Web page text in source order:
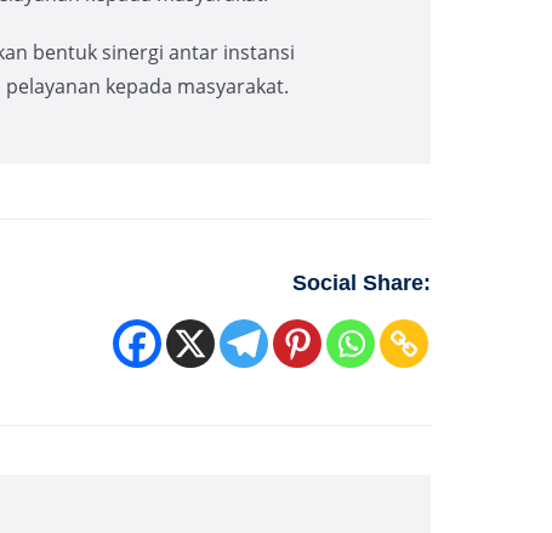
bentuk sinergi antar instansi
kepada masyarakat.
Social Share: